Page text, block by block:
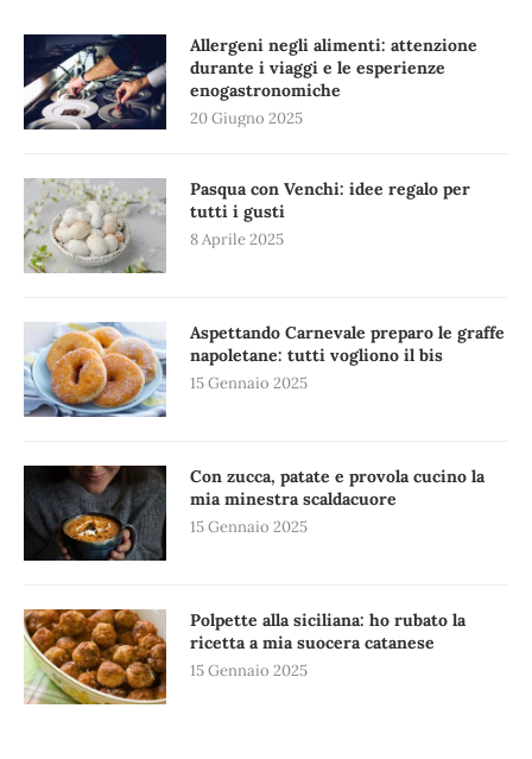
Allergeni negli alimenti: attenzione
durante i viaggi e le esperienze
enogastronomiche
20 Giugno 2025
Pasqua con Venchi: idee regalo per
tutti i gusti
8 Aprile 2025
Aspettando Carnevale preparo le graffe
napoletane: tutti vogliono il bis
15 Gennaio 2025
Con zucca, patate e provola cucino la
mia minestra scaldacuore
15 Gennaio 2025
Polpette alla siciliana: ho rubato la
ricetta a mia suocera catanese
15 Gennaio 2025